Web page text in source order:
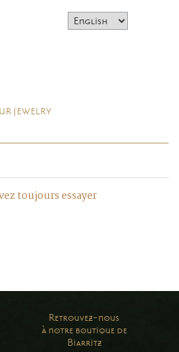
JEWELRY
toujours essayer
Retrouvez-nous
à notre boutique de
Biarritz